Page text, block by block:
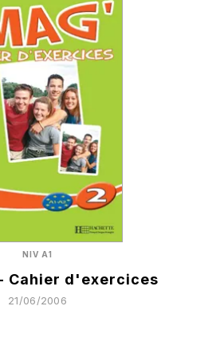
NIV A1
Cahier d'exercices
21/06/2006